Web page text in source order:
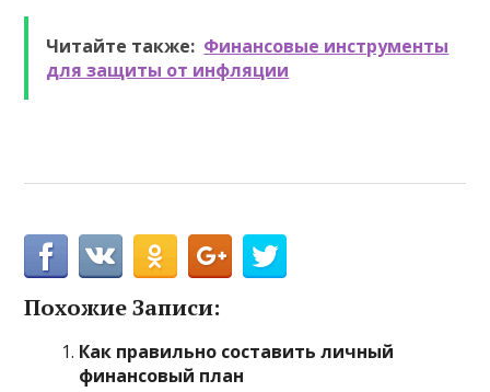
Читайте также: Финансовые инструменты
для защиты от инфляции
Похожие Записи:
Как правильно составить личный
финансовый план